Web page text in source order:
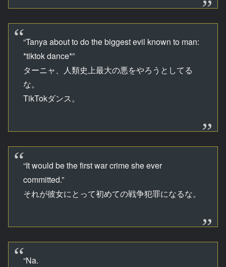
“Tanya about to do the biggest evil known to man:
*tiktok dance*”
ターニャ、人類史上最大の悪をやろうとしてる
な。
TikTokダンス。
“It would be the first war crime she ever
committed.”
それが彼女にとって初めての戦争犯罪になるな。
“Na.